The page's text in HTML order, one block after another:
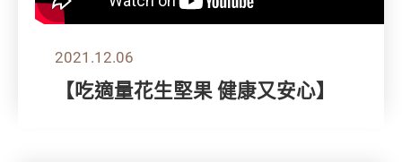
2021.12.06
【吃適量花生堅果 健康又安心】